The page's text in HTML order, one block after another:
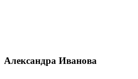
Александра Иванова